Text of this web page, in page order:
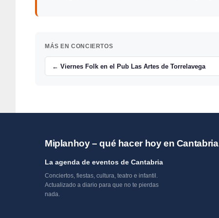
MÁS EN CONCIERTOS
← Viernes Folk en el Pub Las Artes de Torrelavega
Miplanhoy – qué hacer hoy en Cantabria
La agenda de eventos de Cantabria
Conciertos, fiestas, cultura, teatro e infantil.
Actualizado a diario para que no te pierdas
nada.